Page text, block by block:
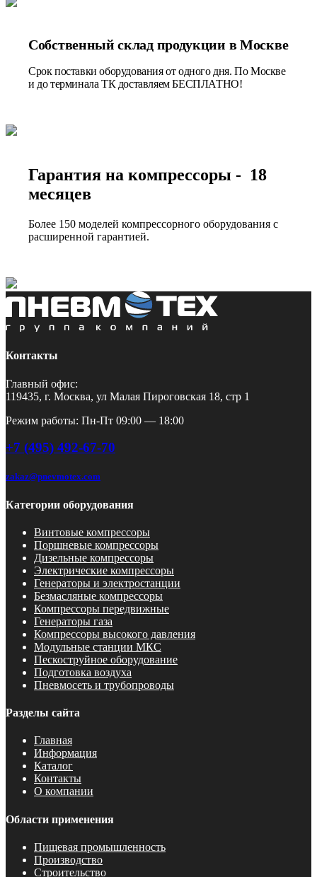
Собственный склад продукции в Москве
Срок поставки оборудования от одного дня. По Москве
и до терминала ТК доставляем БЕСПЛАТНО!
Гарантия на компрессоры - 18
месяцев
Более 150 моделей компрессорного оборудования с
расширенной гарантией.
Контакты
Главный офис:
119435, г. Москва, ул Малая Пироговская 18, стр 1
Режим работы: Пн-Пт 09:00 — 18:00
+7 (495) 492-67-70
zakaz@pnevmotex.com
Категории оборудования
Винтовые компрессоры
Поршневые компрессоры
Дизельные компрессоры
Электрические компрессоры
Генераторы и электростанции
Безмасляные компрессоры
Компрессоры передвижные
Генераторы газа
Компрессоры высокого давления
Модульные станции МКС
Пескоструйное оборудование
Подготовка воздуха
Пневмосеть и трубопроводы
Разделы сайта
Главная
Информация
Каталог
Контакты
О компании
Области применения
Пищевая промышленность
Производство
Строительство